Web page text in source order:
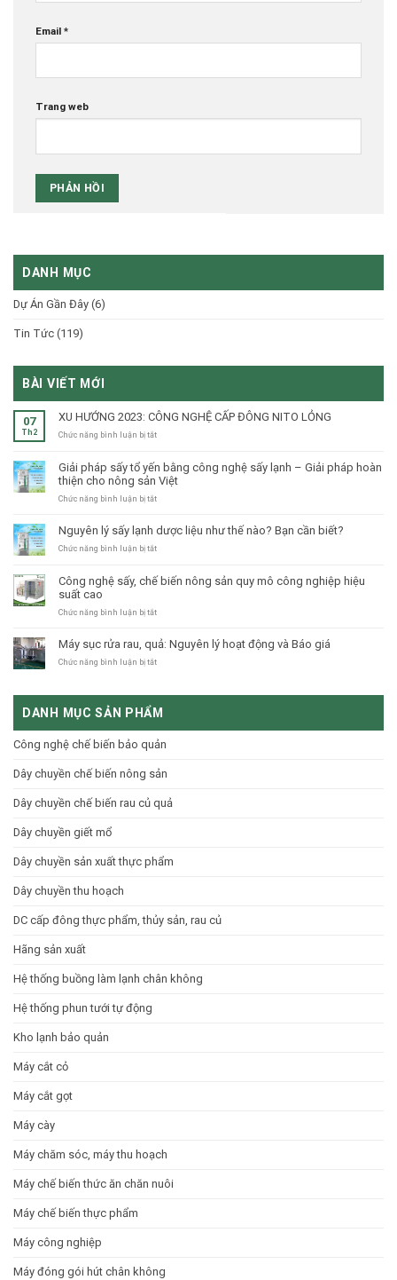
Email *
Trang web
DANH MỤC
Dự Án Gần Đây (6)
Tin Tức (119)
BÀI VIẾT MỚI
07
Th2
XU HƯỚNG 2023: CÔNG NGHỆ CẤP ĐÔNG NITO LỎNG
Chức năng bình luận bị tắtở
2023:
CÔNG
NGHỆ
NITO
LỎNG
Giải pháp sấy tổ yến bằng công nghệ sấy lạnh – Giải pháp hoàn
thiện cho nông sản Việt
Chức năng bình luận bị tắtở
sấy
tổ
công
sấy
Giải
pháp
cho
nông
Nguyên lý sấy lạnh dược liệu như thế nào? Bạn cần biết?
Chức năng bình luận bị tắtở
sấy
dược
thế
nào?
biết?
Công nghệ sấy, chế biến nông sản quy mô công nghiệp hiệu
suất cao
Chức năng bình luận bị tắtở
sấy,
chế
quy
nghiệp
suất
Máy sục rửa rau, quả: Nguyên lý hoạt động và Báo giá
Chức năng bình luận bị tắtở
rau,
lý
động
Báo
giá
DANH MỤC SẢN PHẨM
Công nghệ chế biến bảo quản
Dây chuyền chế biến nông sản
Dây chuyền chế biến rau củ quả
Dây chuyền giết mổ
Dây chuyền sản xuất thực phẩm
Dây chuyền thu hoạch
DC cấp đông thực phẩm, thủy sản, rau củ
Hãng sản xuất
Hệ thống buồng làm lạnh chân không
Hệ thống phun tưới tự động
Kho lạnh bảo quản
Máy cắt cỏ
Máy cắt gọt
Máy cày
Máy chăm sóc, máy thu hoạch
Máy chế biến thức ăn chăn nuôi
Máy chế biến thực phẩm
Máy công nghiệp
Máy đóng gói hút chân không